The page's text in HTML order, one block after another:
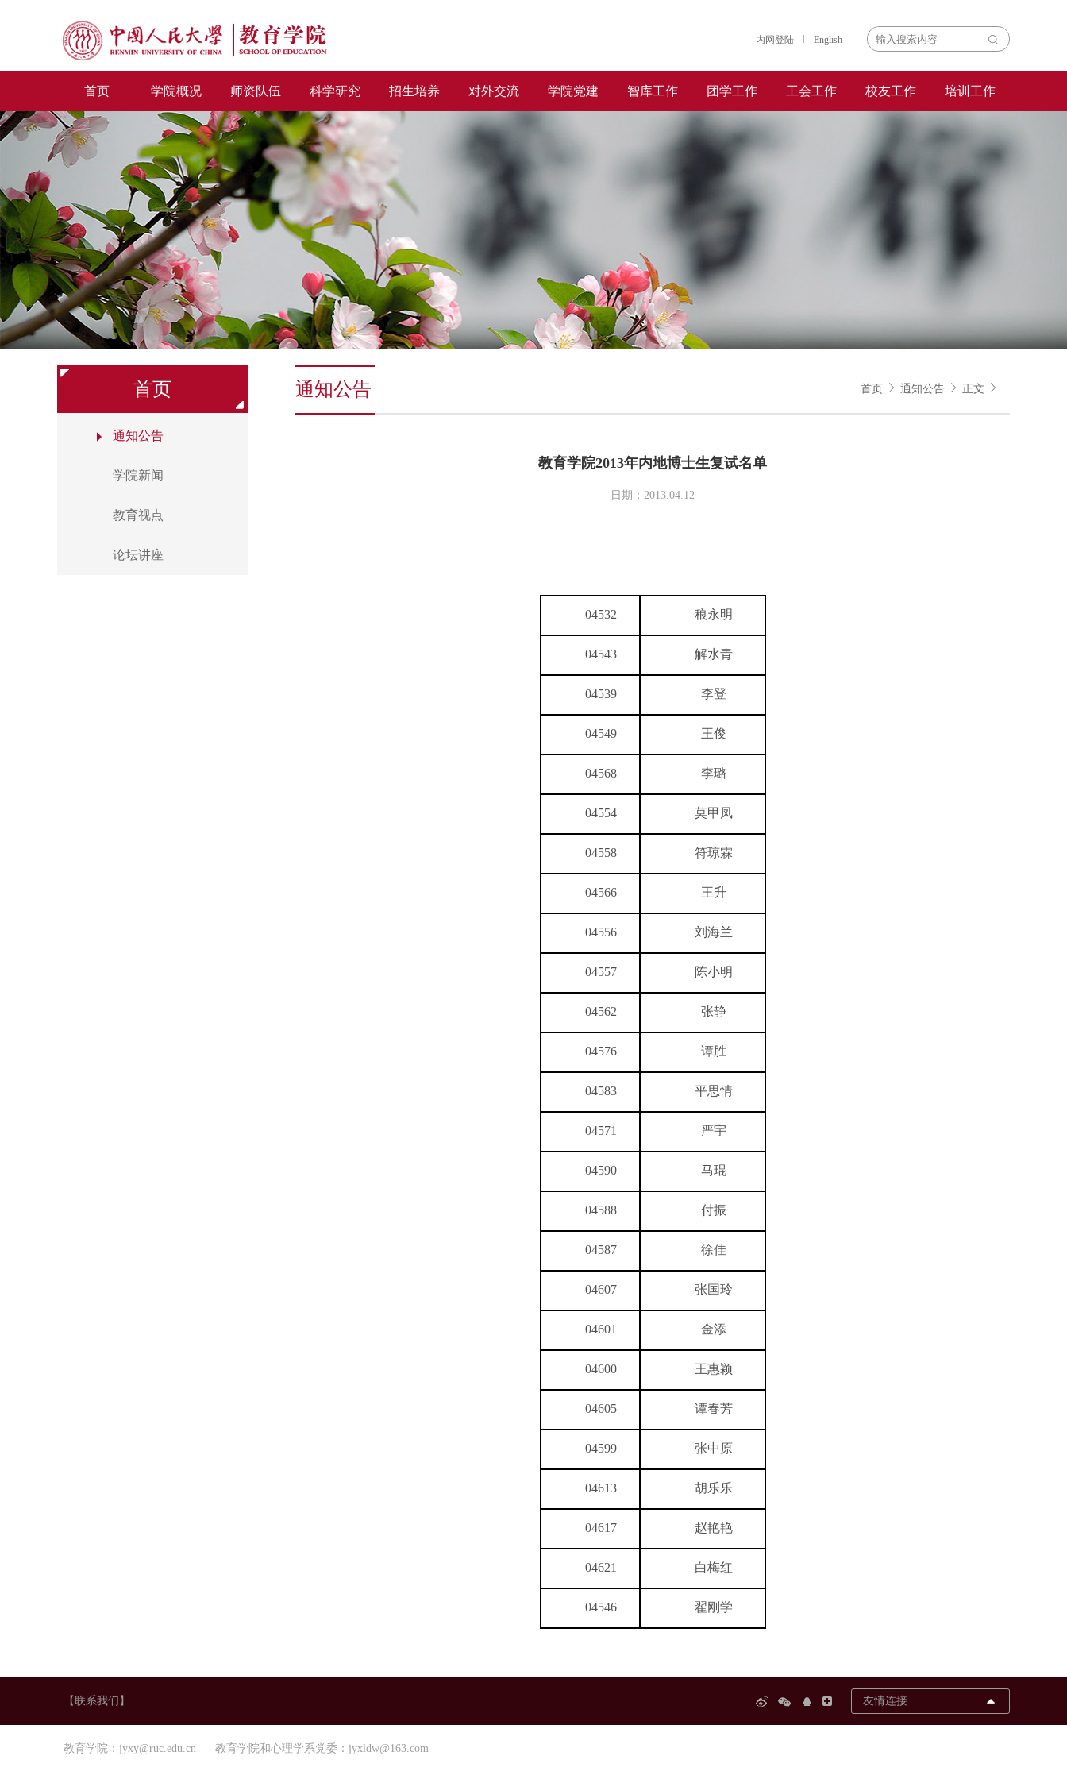
内网登陆 English
首页 学院概况 师资队伍 科学研究 招生培养 对外交流 学院党建 智库工作 团学工作 工会工作 校友工作 培训工作
首页
通知公告
学院新闻
教育视点
论坛讲座
通知公告 首页 通知公告 正文
教育学院2013年内地博士生复试名单
日期：2013.04.12
04532 稂永明
04543 解水青
04539 李登
04549 王俊
04568 李璐
04554 莫甲凤
04558 符琼霖
04566 王升
04556 刘海兰
04557 陈小明
04562 张静
04576 谭胜
04583 平思情
04571 严宇
04590 马琨
04588 付振
04587 徐佳
04607 张国玲
04601 金添
04600 王惠颖
04605 谭春芳
04599 张中原
04613 胡乐乐
04617 赵艳艳
04621 白梅红
04546 翟刚学
【联系我们】
教育学院：jyxy@ruc.edu.cn 教育学院和心理学系党委：jyxldw@163.com
友情连接